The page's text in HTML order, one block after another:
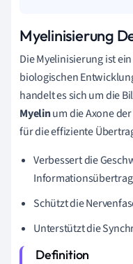
Myelinisierung
Die Myelinisierung ist
biologischen
handelt es sich um die
Myelinum die Axone
für die effiziente
Verbessert die
Schützt die
Unterstützt die